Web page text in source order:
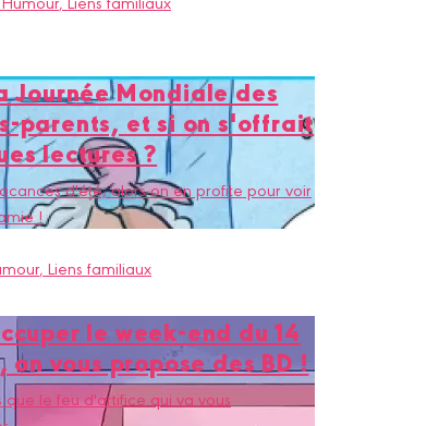
Journée Mondiale des
parents, et si on s'offrait
lectures ?
d'été, alors on en profite pour voir
!
, Liens familiaux
le week-end du 14
on vous propose des BD !
que le feu d'artifice qui va vous